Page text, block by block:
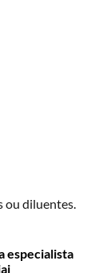
diluentes.
especialista